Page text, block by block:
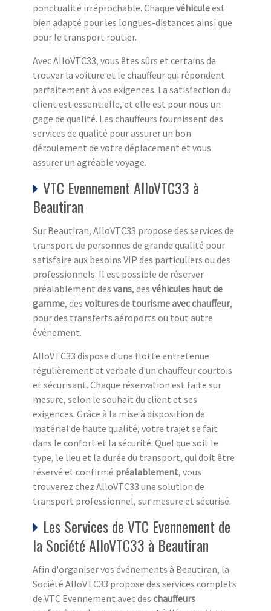
ponctualité irréprochable. Chaque véhiculeest
bien adapté pour les longues-distances ainsi que
pour le transport routier.
Avec AlloVTC33, vous êtes sûrs et certains de
trouver la voiture et le chauffeur qui répondent
parfaitement à vos exigences. La satisfaction du
client est essentielle, et elle est pour nous un
gage de qualité. Les chauffeurs fournissent des
services de qualité pour assurer un bon
déroulement de votre déplacement et vous
assurer un agréable voyage.
VTC Evennement AlloVTC33 à
Beautiran
Sur Beautiran, AlloVTC33 propose des services de
transport de personnes de grande qualité pour
satisfaire aux besoins VIP des particuliers ou des
professionnels. Il est possible de réserver
préalablement des vans, des véhicules haut de
gamme, des voitures de tourisme avec chauffeur,
pour des transferts aéroports ou tout autre
événement.
AlloVTC33 dispose d'une flotte entretenue
régulièrement et verbale d'un chauffeur courtois
et sécurisant. Chaque réservation est faite sur
mesure, selon le souhait du client et ses
exigences. Grâce à la mise à disposition de
matériel de haute qualité, votre trajet se fait
dans le confort et la sécurité. Quel que soit le
type, le lieu et la durée du transport, qui doit être
réservé et confirmé préalablement, vous
trouverez chez AlloVTC33 une solution de
transport professionnel, sur mesure et sécurisé.
Les Services de VTC Evennement de
la Société AlloVTC33 à Beautiran
Afin d'organiser vos événements à Beautiran, la
Société AlloVTC33 propose des services complets
de VTC Evennement avec des chauffeurs